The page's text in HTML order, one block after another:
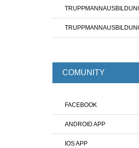
COMUNITY
FACEBOOK
ANDROID APP
IOS APP